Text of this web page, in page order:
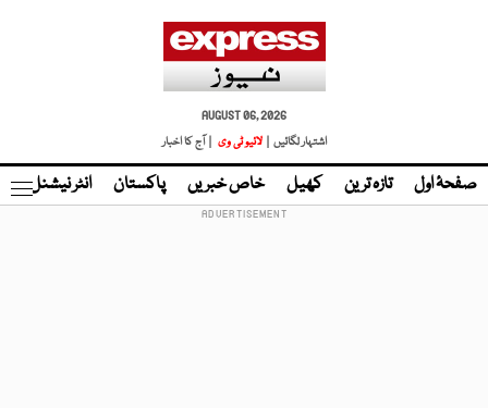
AUGUST 06, 2026
اشتہار لگائیں |
لائیو ٹی وی | آج کا اخبار
صفحۂ اول تازہ ترین کھیل خاص خبریں پاکستان انٹر نیشنل